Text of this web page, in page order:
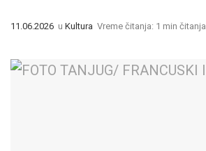
11.06.2026 u Kultura Vreme čitanja: 1 min čitanja